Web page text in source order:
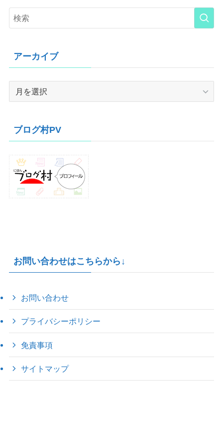
アーカイブ
ブ
ブログ村PV
お問い合わせはこちらから↓
お問い合わせ
プライバシーポリシー
免責事項
サイトマップ